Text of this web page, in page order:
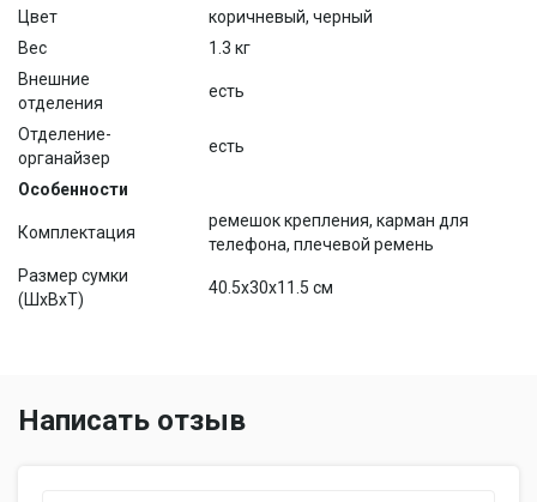
Цвет
коричневый, черный
Вес
1.3 кг
Внешние
отделения
есть
Отделение-
органайзер
есть
Особенности
Комплектация
ремешок крепления, карман для
телефона, плечевой ремень
Размер сумки
(ШхВхТ)
40.5x30x11.5 см
Написать отзыв